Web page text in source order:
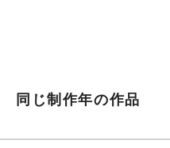
同じ制作年の作品